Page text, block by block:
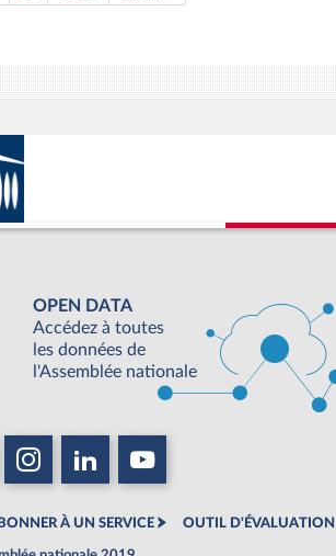
OPEN DATA
Accédez à toutes
les données de
l'Assemblée nationale
À UN SERVICE OUTIL D'ÉVALUATION